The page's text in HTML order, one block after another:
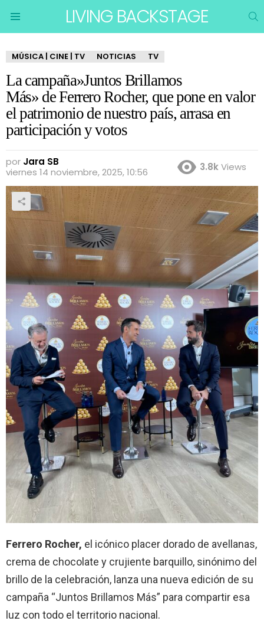
LIVING BACKSTAGE
MÚSICA | CINE | TV NOTICIAS TV
La campaña»Juntos Brillamos
Más» de Ferrero Rocher, que pone en valor
el patrimonio de nuestro país, arrasa en
participación y votos
por Jara SB
viernes 14 noviembre, 2025, 10:56
3.8kViews
Ferrero Rocher, el icónico placer dorado de avellanas,
crema de chocolate y crujiente barquillo, sinónimo del
brillo de la celebración, lanza una nueva edición de su
campaña “Juntos Brillamos Más” para compartir esa
luz con todo el territorio nacional.